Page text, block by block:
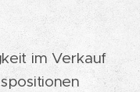
im Verkauf